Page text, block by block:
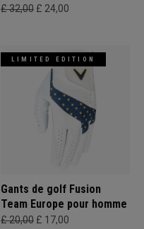
£ 32,00 £ 24,00
LIMITED EDITION
Gants de golf Fusion
Team Europe pour homme
£ 20,00 £ 17,00